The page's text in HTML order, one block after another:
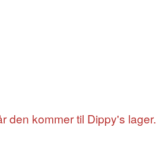
den kommer til Dippy's lager.